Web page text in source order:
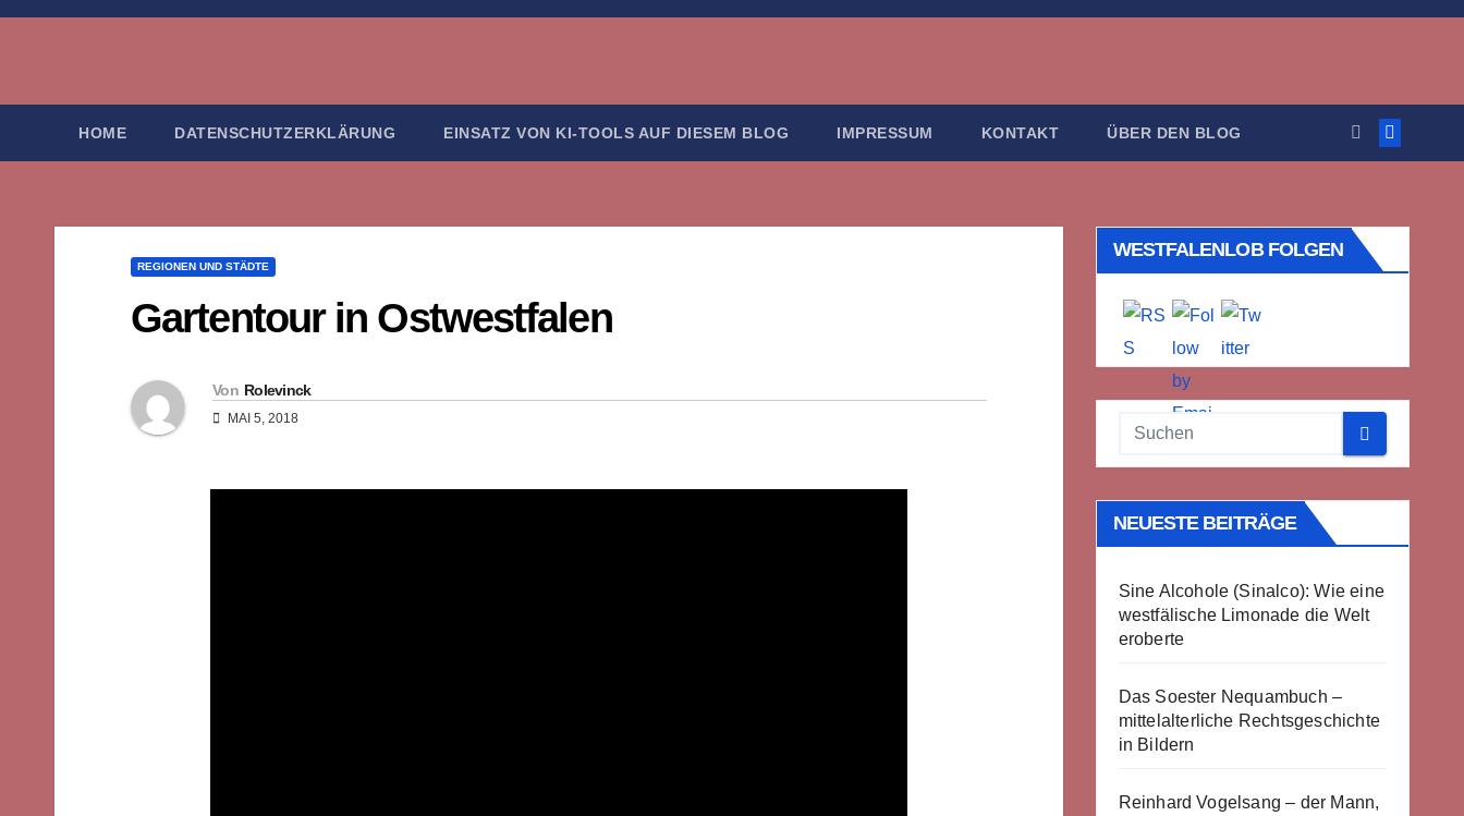
Zum
HOME DATENSCHUTZERKLÄRUNG EINSATZ VON KI-TOOLS AUF DIESEM BLOG IMPRESSUM KONTAKT ÜBER DEN BLOG
REGIONEN UND STÄDTE
Gartentour in Ostwestfalen
Von Rolevinck
MAI 5, 2018
WESTFALENLOB FOLGEN
NEUESTE BEITRÄGE
Sine Alcohole (Sinalco): Wie eine
westfälische Limonade die Welt
eroberte
Das Soester Nequambuch –
mittelalterliche Rechtsgeschichte
in Bildern
Reinhard Vogelsang – der Mann,